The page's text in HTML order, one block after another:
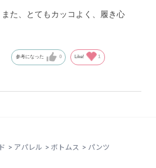
た、とてもカッコよく、履き心
参考になった 0 Like! 1
> アパレル > ボトムス > パンツ